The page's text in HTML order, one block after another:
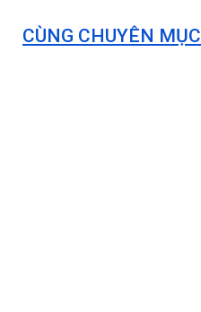
CÙNG CHUYÊN MỤC